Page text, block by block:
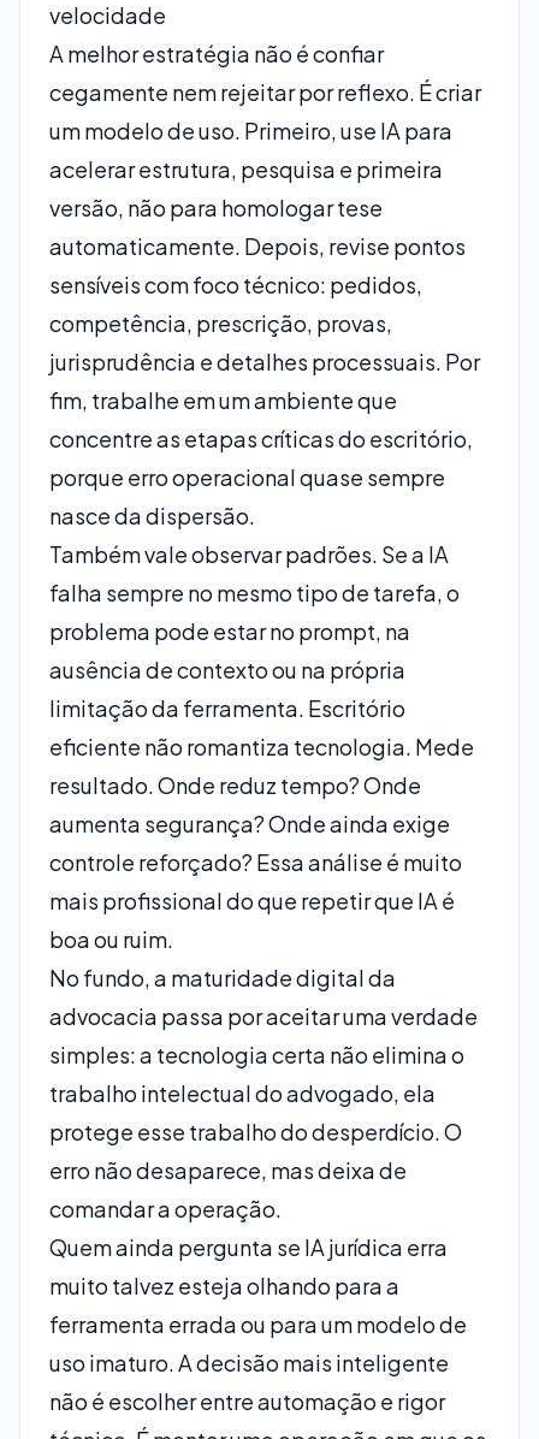
velocidade
A melhor estratégia não é confiar
cegamente nem rejeitar por reflexo. É criar
ummodelo de uso. Primeiro, use IA para
acelerar estrutura, pesquisa e primeira
versão, não para homologar tese
automaticamente. Depois, revise pontos
sensíveis com foco técnico: pedidos,
competência, prescrição, provas,
jurisprudência e detalhes processuais. Por
fim, trabalhe em um ambiente que
concentre as etapas críticas do escritório,
porque erro operacional quase sempre
nasce da dispersão.
Também vale observar padrões. Se a IA
falha sempre no mesmo tipo de tarefa, o
problema pode estar no prompt, na
ausência de contexto ou na própria
limitação da ferramenta. Escritório
eficiente não romantiza tecnologia. Mede
resultado. Onde reduz tempo? Onde
aumenta segurança? Onde ainda exige
controle reforçado? Essa análise é muito
mais profissional do que repetir que IA é
boa ou ruim.
No fundo, a maturidade digital da
advocacia passa por aceitar uma verdade
simples: a tecnologia certa não elimina o
trabalho intelectual do advogado, ela
protege esse trabalho do desperdício. O
erro não desaparece, mas deixa de
comandar a operação.
Quem ainda pergunta se IA jurídica erra
muito talvez esteja olhando para a
ferramenta errada ou para um modelo de
uso imaturo. A decisão mais inteligente
não é escolher entre automação e rigor